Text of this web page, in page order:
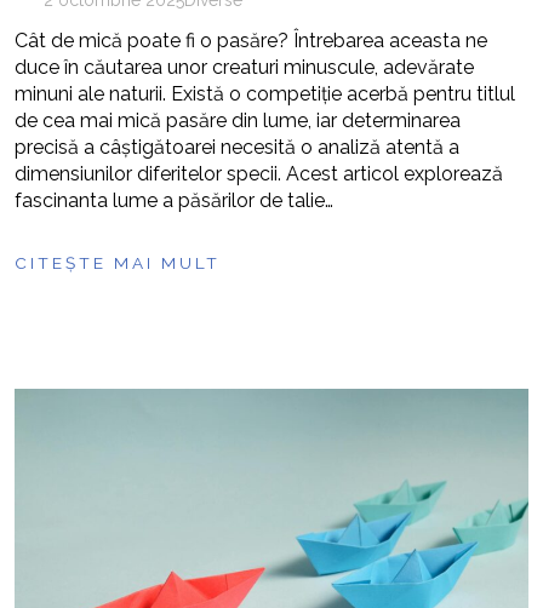
Cât de mică poate fi o pasăre? Întrebarea aceasta ne
duce în căutarea unor creaturi minuscule, adevărate
minuni ale naturii. Există o competiție acerbă pentru titlul
de cea mai mică pasăre din lume, iar determinarea
precisă a câștigătoarei necesită o analiză atentă a
dimensiunilor diferitelor specii. Acest articol explorează
fascinanta lume a păsărilor de talie…
CITEȘTE MAI MULT